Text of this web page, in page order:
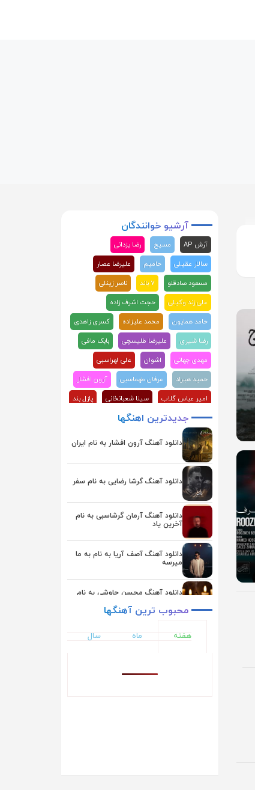
آرشیوخوانندگان
آرش AP مسیح
رضا یزدانی
سالار عقیلی
حامیم
علیرضا عصار
مسعود صادقلو
۷ باند
ناصر زینلی
علی زند وکیلی
حجت اشرف زاده
حامد همایون
محمد علیزاده
کسری زاهدی
رضا شیری
علیرضا طلیسچی
بابک مافی
مهدی جهانی
اشوان
علی لهراسبی
حمید هیراد
عرفان طهماسبی
آرون افشار
امیر عباس گلاب
سینا شعبانخانی
پازل بند
علیرضا قربانی
ماکان بند
علی عبدالمالکی
احسان دریادل
محسن ابراهیم زاده
محسن چاوشی
سامان جلیلی
فرزاد فرزین
حمید عسکری
احسان خواجه امیری
رضا صادقی
روزبه بمانی
یوسف زمانی
جدیدترین اهنگها
دانلود آهنگ آرون افشار به نام ایران
دانلود آهنگ گرشا رضایی به نام سفر
دانلود آهنگ آرمان گرشاسبی به نام
آخرین یاد
دانلود آهنگ آصف آریا به نام به ما
میرسه
دانلود آهنگ محسن چاوشی به نام
دانلود آهنگ یوسف زمانی به نام
همگناه
دانلود آهنگ اشوان به نام دلم تنگه
محبوب ترینآهنگها
هفته ماه سال